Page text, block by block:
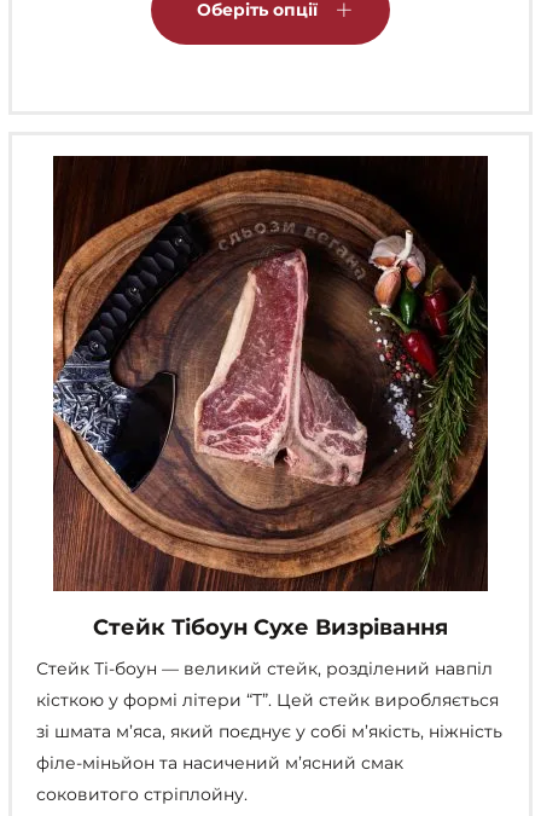
Оберіть опції
можна
на
сторінці
товару
Стейк Тібоун Сухе Визрівання
Стейк Ті-боун — великий стейк, розділений навпіл
кісткою у формі літери “Т”. Цей стейк виробляється
зі шмата м’яса, який поєднує у собі м’якість, ніжність
філе-міньйон та насичений м’ясний смак
соковитого стріплойну.